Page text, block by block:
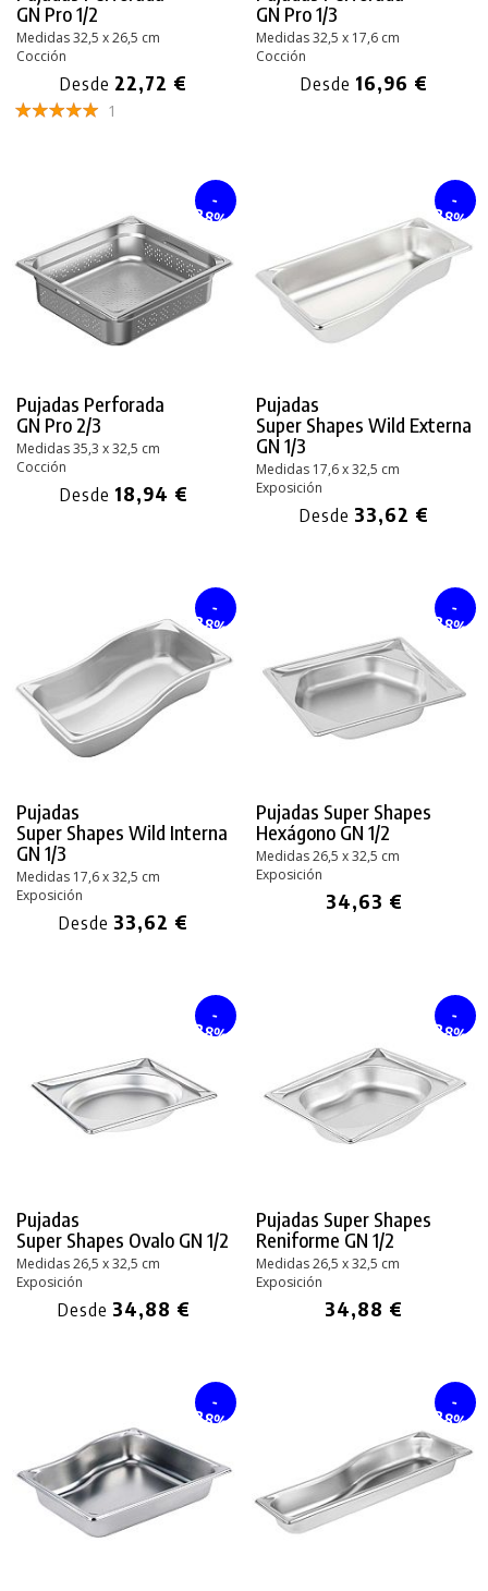
GN Pro 1/2
Medidas 32,5 x 26,5 cm
Cocción
Desde 22,72 €
1
GN Pro 1/3
Medidas 32,5 x 17,6 cm
Cocción
Desde 16,96 €
-
28%
Pujadas Perforada
GN Pro 2/3
Medidas 35,3 x 32,5 cm
Cocción
Desde 18,94 €
-
28%
Pujadas
Super Shapes Wild Externa
GN 1/3
Medidas 17,6 x 32,5 cm
Exposición
Desde 33,62 €
-
28%
Pujadas
Super Shapes Wild Interna
GN 1/3
Medidas 17,6 x 32,5 cm
Exposición
Desde 33,62 €
-
28%
Pujadas Super Shapes
Hexágono GN 1/2
Medidas 26,5 x 32,5 cm
Exposición
34,63 €
-
28%
Pujadas
Super Shapes OvaloGN 1/2
Medidas 26,5 x 32,5 cm
Exposición
Desde 34,88 €
-
28%
Pujadas Super Shapes
Reniforme GN 1/2
Medidas 26,5 x 32,5 cm
Exposición
34,88 €
-
28%
-
28%